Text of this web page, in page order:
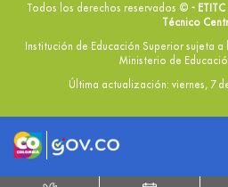
Todos los derechos reservados © -
Técnico
Institución de Educación Superior sujeta
Ministerio de
Última actualización: viernes, 7
Logo marca ColombiaLogo Gobierno de